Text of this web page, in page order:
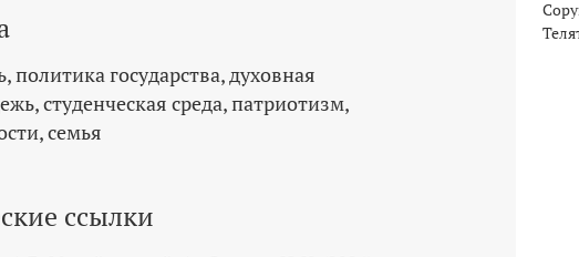
политика государства духовная
студенческая среда патриотизм
семья
ссылки